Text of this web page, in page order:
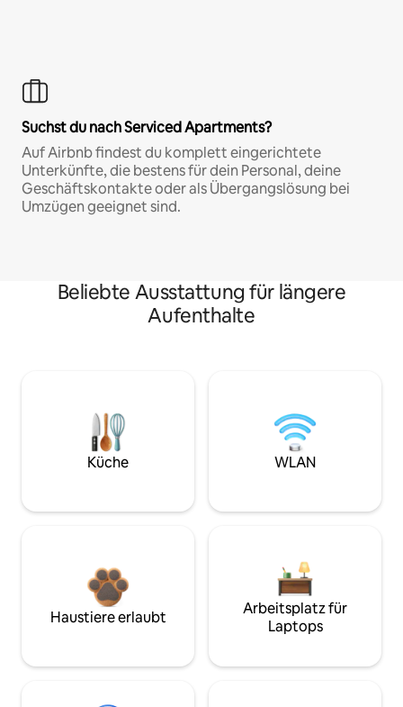
Suchst du nach Serviced Apartments?
Auf Airbnb findest du komplett eingerichtete
Unterkünfte, die bestens für dein Personal, deine
Geschäftskontakte oder als Übergangslösung bei
Umzügen geeignet sind.
Beliebte Ausstattung für längere
Aufenthalte
Küche WLAN
Haustiere erlaubt
Arbeitsplatz für
Laptops